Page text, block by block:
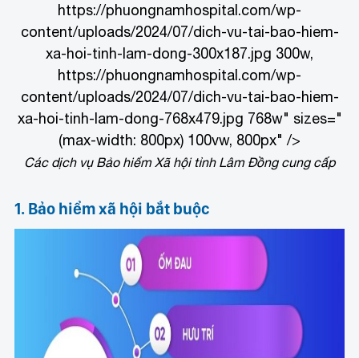
https://phuongnamhospital.com/wp-
content/uploads/2024/07/dich-vu-tai-bao-hiem-
xa-hoi-tinh-lam-dong-300x187.jpg 300w,
https://phuongnamhospital.com/wp-
content/uploads/2024/07/dich-vu-tai-bao-hiem-
xa-hoi-tinh-lam-dong-768x479.jpg 768w" sizes="
(max-width: 800px) 100vw, 800px" />
Các dịch vụ Bảo hiểm Xã hội tỉnh Lâm Đồng cung cấp
1. Bảo hiểm xã hội bắt buộc